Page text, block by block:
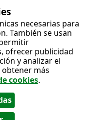
necesarias para
También se usan
ofrecer publicidad
y analizar el
más
cookies.